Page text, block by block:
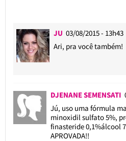
JU 03/08/2015 - 13h43
Ari, pra você também!
DJENANE SEMENSATI
Jú, uso uma fórmula
minoxidil sulfato 5%,
finasteride 0,1%álcool
APROVADA!!